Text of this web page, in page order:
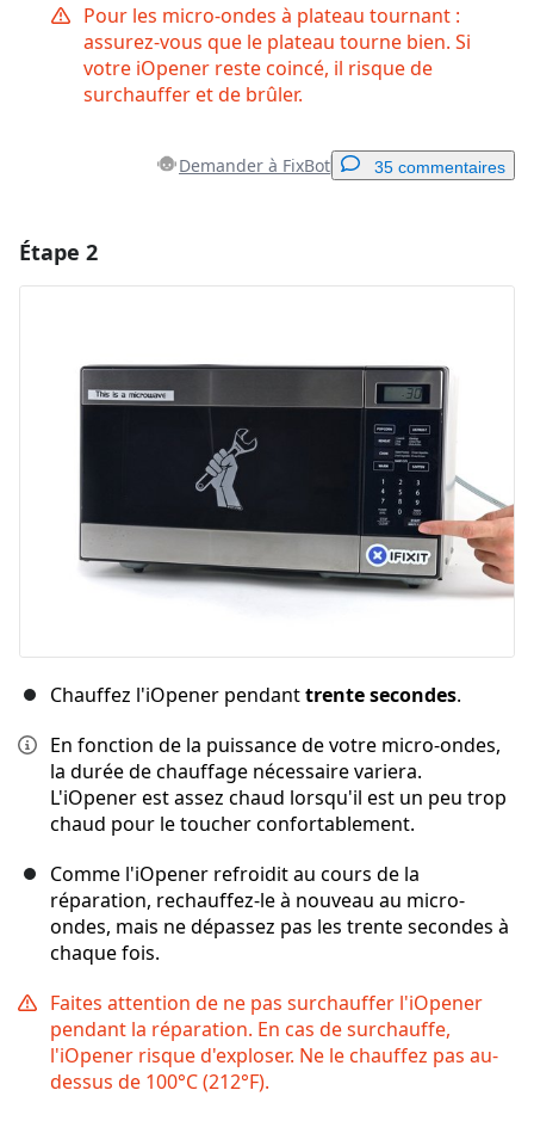
Pour les micro-ondes à plateau tournant :
assurez-vous que le plateau tourne bien. Si
votre iOpener reste coincé, il risque de
surchauffer et de brûler.
Demander à FixBot 35 commentaires
Annuler Publier un commentaire
Étape 2
Chauffez l'iOpener pendanttrente secondes.
En fonction de la puissance de votre micro-ondes,
la durée de chauffage nécessaire variera.
L'iOpener est assez chaud lorsqu'il est un peu trop
chaud pour le toucher confortablement.
Comme l'iOpener refroidit au cours de la
réparation, rechauffez-le à nouveau au micro-
ondes, mais ne dépassez pas les trente secondes à
chaque fois.
Faites attention de ne pas surchauffer l'iOpener
pendant la réparation. En cas de surchauffe,
l'iOpener risque d'exploser. Ne le chauffez pas au-
dessus de 100°C (212°F).